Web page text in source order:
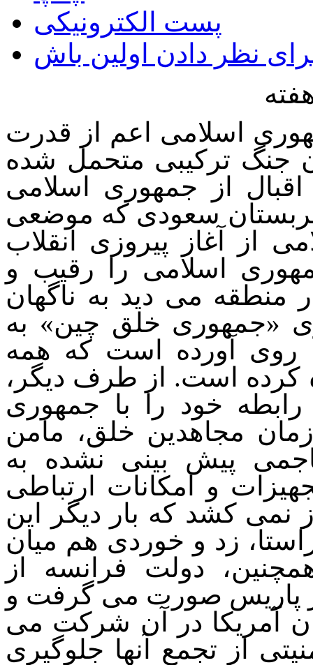
پست الکترونیکی
اسلامی اعم از قدرت
جنگ ترکیبی متحمل شده
از جمهوری اسلامی
سعودی که موضعی
از آغاز پیروزی انقلاب
اسلامی را رقیب و
منطقه می دید به ناگهان
«جمهوری خلق چین» به
روی آورده است که همه
کرده است. از طرف دیگر،
رابطه خود را با جمهوری
مجاهدین خلق، مامن
پیش بینی نشده به
و امکانات ارتباطی
نمی کشد که بار دیگر این
زد و خوردی هم میان
دولت فرانسه از
در پاریس صورت می گرفت و
آمریکا در آن شرکت می
از تجمع آنها جلوگیری